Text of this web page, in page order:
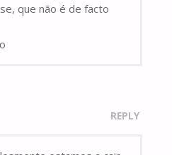
que não é de facto
REPLY